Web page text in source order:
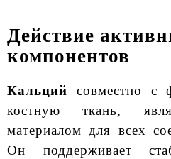
Действие
компонентов
Кальций совместно с
костную ткань,
материалом для всех
Он поддерживает